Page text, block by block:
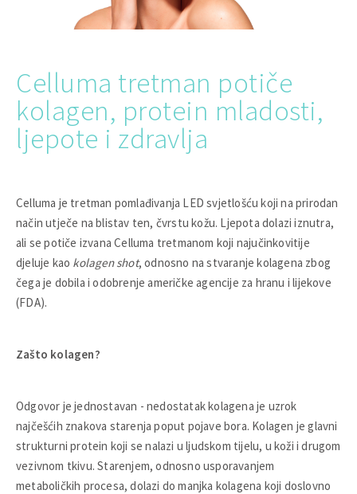
Celluma tretman potiče
kolagen, protein mladosti,
ljepote i zdravlja
Celluma je tretman pomlađivanja LED svjetlošću koji na prirodan
način utječe na blistav ten, čvrstu kožu. Ljepota dolazi iznutra,
ali se potiče izvana Celluma tretmanom koji najučinkovitije
djeluje kao kolagen shot, odnosno na stvaranje kolagena zbog
čega je dobila i odobrenje američke agencije za hranu i lijekove
(FDA).
Zašto kolagen?
Odgovor je jednostavan - nedostatak kolagena je uzrok
najčešćih znakova starenja poput pojave bora. Kolagen je glavni
strukturni protein koji se nalazi u ljudskom tijelu, u koži i drugom
vezivnom tkivu. Starenjem, odnosno usporavanjem
metaboličkih procesa, dolazi do manjka kolagena koji doslovno